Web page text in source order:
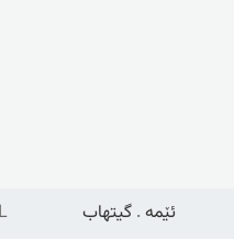
ئێمە . گیتهاب